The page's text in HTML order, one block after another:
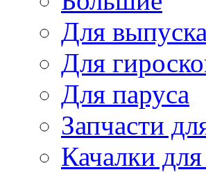
Для
Для
Для паруса
Запчасти
Качалки